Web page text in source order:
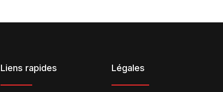
Liens rapides Légales